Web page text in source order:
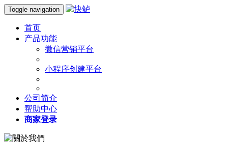
Toggle navigation
首页
产品功能
微信营销平台
小程序创建平台
公司简介
帮助中心
商家登录